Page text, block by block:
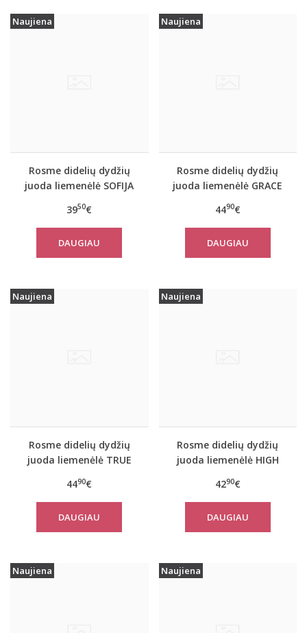
Naujiena
Rosme didelių dydžių
juoda liemenėlė SOFIJA
3950€
DAUGIAU
Naujiena
Rosme didelių dydžių
juoda liemenėlė GRACE
4490€
DAUGIAU
Naujiena
Rosme didelių dydžių
juoda liemenėlė TRUE
4490€
DAUGIAU
Naujiena
Rosme didelių dydžių
juoda liemenėlė HIGH
4290€
DAUGIAU
Naujiena Naujiena